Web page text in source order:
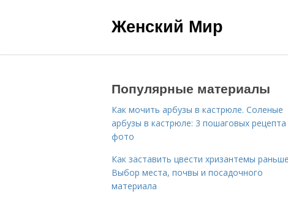
Женский Мир
Популярные материалы
Как мочить арбузы в кастрюле. Соленые
арбузы в кастрюле: 3 пошаговых рецепта
фото
Как заставить цвести хризантемы
Выбор места, почвы и посадочного
материала